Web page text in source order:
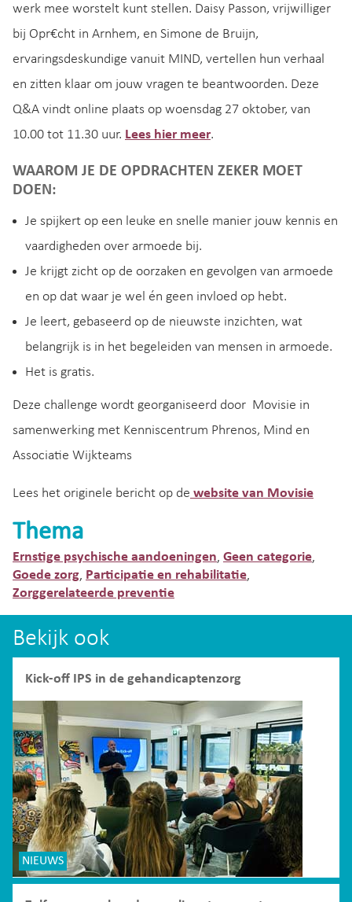
werk mee worstelt kunt stellen. Daisy Passon, vrijwilliger
bij Opr€cht in Arnhem, en Simone de Bruijn,
ervaringsdeskundige vanuit MIND, vertellen hun verhaal
en zitten klaar om jouw vragen te beantwoorden. Deze
Q&A vindt online plaats op woensdag 27 oktober, van
10.00 tot 11.30 uur. Lees hier meer.
WAAROM JE DE OPDRACHTEN ZEKER MOET
DOEN:
Je spijkert op een leuke en snelle manier jouw kennis en
vaardigheden over armoede bij.
Je krijgt zicht op de oorzaken en gevolgen van armoede
en op dat waar je wel én geen invloed op hebt.
Je leert, gebaseerd op de nieuwste inzichten, wat
belangrijk is in het begeleiden van mensen in armoede.
Het is gratis.
Deze challenge wordt georganiseerd door Movisie in
samenwerking met Kenniscentrum Phrenos, Mind en
Associatie Wijkteams
Lees het originele bericht op de website van Movisie
Thema
Ernstige psychische aandoeningen, Geen categorie,
Goede zorg, Participatie en rehabilitatie,
Zorggerelateerde preventie
Bekijk ook
Kick-off IPS in de gehandicaptenzorg
NIEUWS